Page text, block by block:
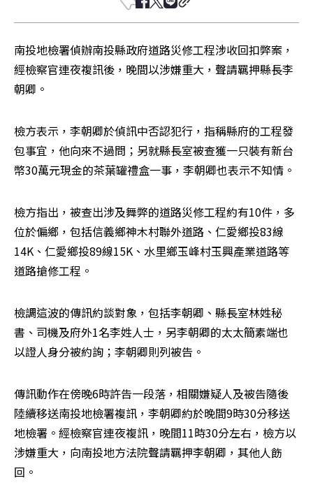
南投地檢署偵辦南投縣政府道路災修工程涉收回扣弊案，
經檢察官連夜複訊後，晚間以涉嫌重大，聲請羈押縣長李
朝卿。
檢方表示，李朝卿於偵訊中否認犯行，指稱縣府的工程發
包事宜，他向來不過問；另就縣長室被查獲一只裝有新台
幣30萬元現金的茶葉罐禮盒一事，李朝卿也表示不知情。
檢方指出，被查出涉及舞弊的道路災修工程約有10件，多
位於偏鄉，包括信義鄉神木村聯外道路、仁愛鄉投83線
14K、仁愛鄉投89線15K、水里鄉玉峰村玉興產業道路等
道路搶修工程。
檢調這波的傳訊約談對象，包括李朝卿、縣長室林姓秘
書、司機及府外1名李姓人士，另李朝卿的太太簡素端也
以證人身分被約詢；李朝卿則列被告。
傳訊動作在傍晚6時許告一段落，相關嫌疑人及被告隨後
陸續移送南投地檢署複訊，李朝卿約於晚間9時30分移送
地檢署。經檢察官連夜複訊，晚間11時30分左右，檢方以
涉嫌重大，向南投地方法院聲請羈押李朝卿，其他人飭
回。